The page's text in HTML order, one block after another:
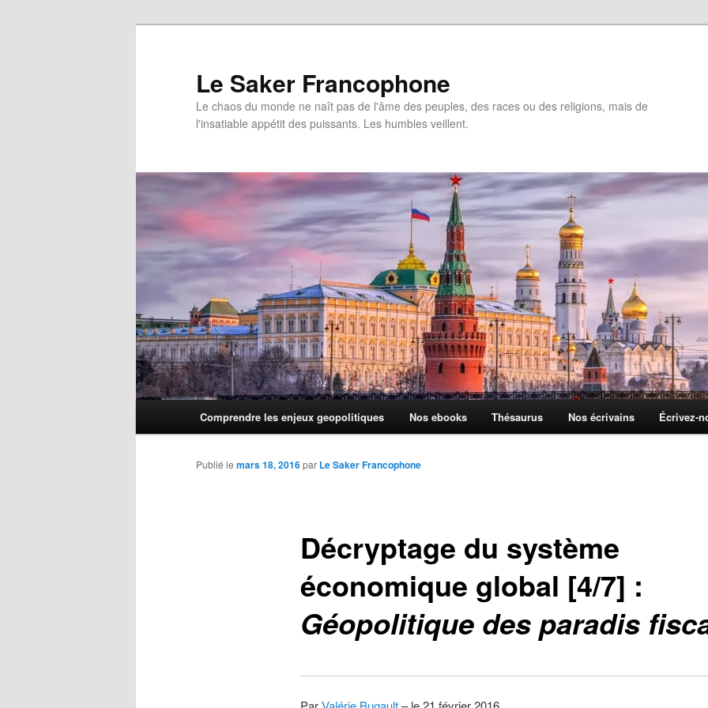
Le Saker Francophone
Le chaos du monde ne naît pas de l'âme des peuples, des races ou des religions, mais de
l'insatiable appétit des puissants. Les humbles veillent.
Comprendre les enjeux geopolitiques Nos ebooks Thésaurus Nos écrivains Écrivez-
Décryptage du système
économique global [4/7] :
Géopolitique des paradis
Publié le mars 18, 2016par Le Saker Francophone